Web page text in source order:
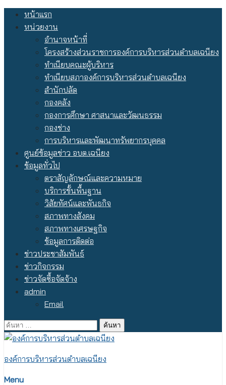
Skip หน้าแรก
หน่วยงาน
อำนาจหน้าที่
โครงสร้างส่วนราชการองค์การบริหารส่วนตำบลเฉนียง
ทำเนียบคณะผู้บริหาร
ทำเนียบสภาองค์การบริหารส่วนตำบลเฉนียง
สำนักปลัด
กองคลัง
กองการศึกษา ศาสนาและวัฒนธรรม
กองช่าง
การบริหารและพัฒนาทรัพยากรบุคคล
ศูนย์ข้อมูลข่าว อบต.เฉนียง
ข้อมูลทั่วไป
ตราสัญลักษณ์และความหมาย
บริการขั้นพื้นฐาน
วิสัยทัศน์และพันธกิจ
สภาพทางสังคม
สภาพทางเศรษฐกิจ
ข้อมูลการติดต่อ
ข่าวประชาสัมพันธ์
ข่าวกิจกรรม
ข่าวจัดซื้อจัดจ้าง
admin
Email
ค้นหา
สำหรับ:
องค์การบริหารส่วนตำบลเฉนียง
Menu